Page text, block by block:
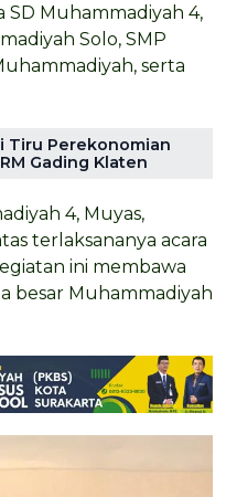
SD Muhammadiyah 4,
Solo, SMP
serta
Tiru Perekonomian
Gading Klaten
4, Muyas,
terlaksananya acara
ini membawa
besar Muhammadiyah